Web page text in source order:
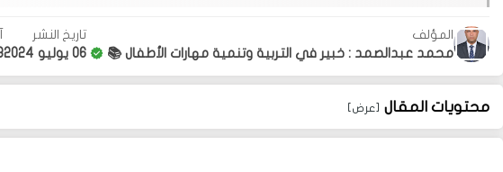
المؤلف
محمد عبدالصمد : خبير في التربية وتنمية مهارات الأطفال 📚
تاريخ النشر
06 يوليو 2024 18
محتويات المقال